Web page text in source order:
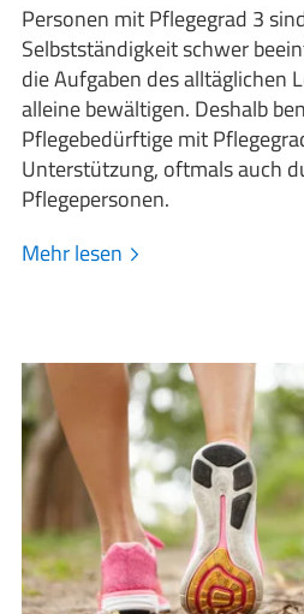
Personen mit Pflegegrad 3
Selbstständigkeit schwer
die Aufgaben des alltäglichen
alleine bewältigen. Deshalb
Pflegebedürftige mit
Unterstützung, oftmals auch
Pflegepersonen.
Mehr lesen